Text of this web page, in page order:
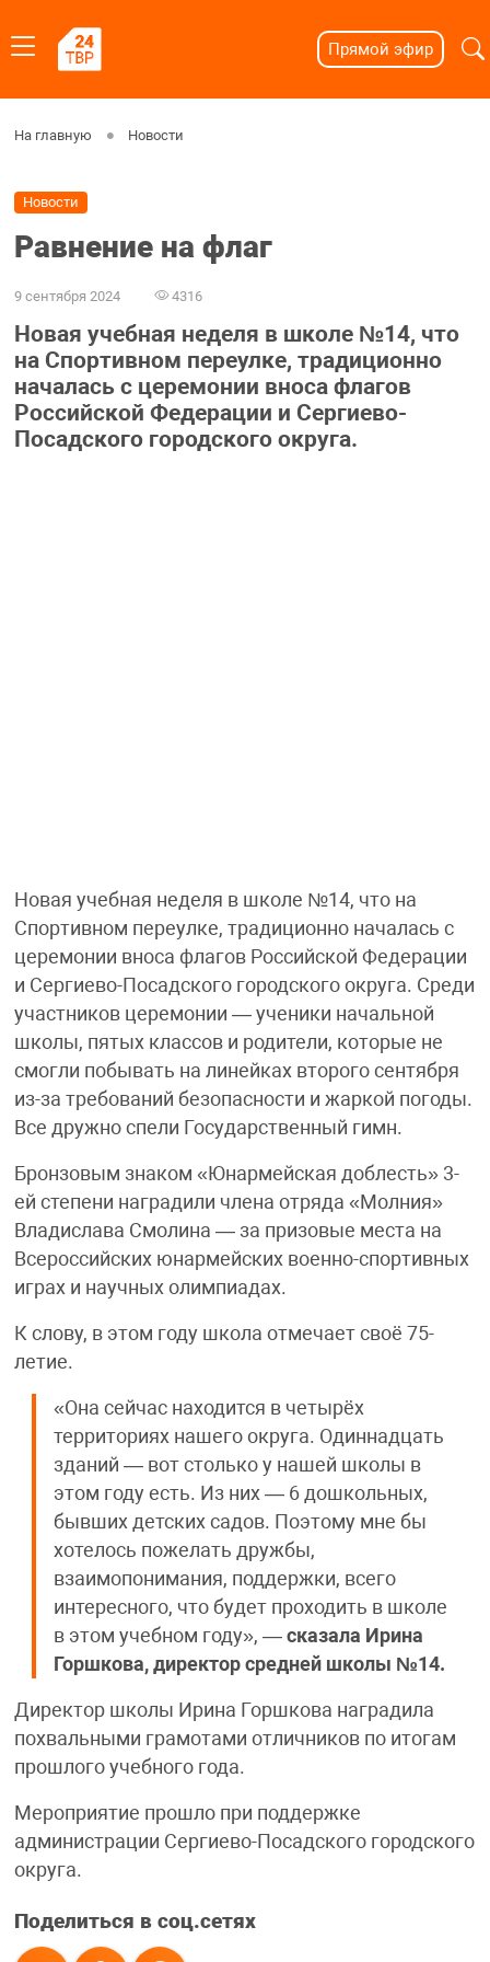
Прямой эфир
На главную Новости
Новости
Равнение на флаг
9 сентября 2024 4316
Новая учебная неделя в школе №14, что
на Спортивном переулке, традиционно
началась с церемонии вноса флагов
Российской Федерации и Сергиево-
Посадского городского округа.
Новая учебная неделя в школе №14, что на
Спортивном переулке, традиционно началась с
церемонии вноса флагов Российской Федерации
и Сергиево-Посадского городского округа. Среди
участников церемонии — ученики начальной
школы, пятых классов и родители, которые не
смогли побывать на линейках второго сентября
из-за требований безопасности и жаркой погоды.
Все дружно спели Государственный гимн.
Бронзовым знаком «Юнармейская доблесть» 3-
ей степени наградили члена отряда «Молния»
Владислава Смолина — за призовые места на
Всероссийских юнармейских военно-спортивных
играх и научных олимпиадах.
К слову, в этом году школа отмечает своё 75-
летие.
«Она сейчас находится в четырёх
территориях нашего округа. Одиннадцать
зданий — вот столько у нашей школы в
этом году есть. Из них — 6 дошкольных,
бывших детских садов. Поэтому мне бы
хотелось пожелать дружбы,
взаимопонимания, поддержки, всего
интересного, что будет проходить в школе
в этом учебном году», — сказала Ирина
Горшкова, директор средней школы №14.
Директор школы Ирина Горшкова наградила
похвальными грамотами отличников по итогам
прошлого учебного года.
Мероприятие прошло при поддержке
администрации Сергиево-Посадского городского
округа.
Поделиться в соц.сетях